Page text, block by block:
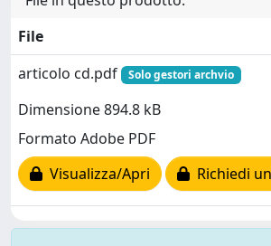
File
articolo cd.pdf
Solo gestori archvio
Dimensione 894.8 kB
Formato Adobe PDF
Visualizza/Apri
Richiedi